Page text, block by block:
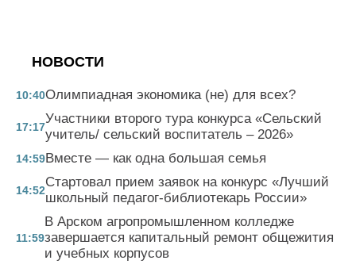
НОВОСТИ
10:40Олимпиадная экономика (не) для всех?
17:17
Участники второго тура конкурса «Сельский
учитель/ сельский воспитатель – 2026»
14:59Вместе — как одна большая семья
14:52
Стартовал прием заявок на конкурс «Лучший
школьный педагог-библиотекарь России»
11:59
В Арском агропромышленном колледже
завершается капитальный ремонт общежития
и учебных корпусов